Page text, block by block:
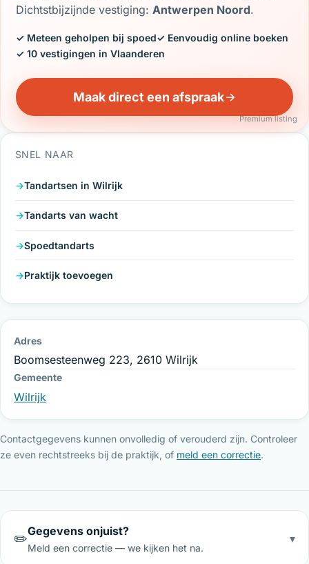
Dichtstbijzijnde vestiging:Antwerpen Noord.
✓ Meteen geholpen bij spoed✓ Eenvoudig online boeken
✓ 10 vestigingen in Vlaanderen
Maak direct een afspraak
Premium listing
SNEL NAAR
Tandartsen in Wilrijk
Tandarts van wacht
Spoedtandarts
Praktijk toevoegen
Adres
Boomsesteenweg 223, 2610 Wilrijk
Gemeente
Wilrijk
Contactgegevens kunnen onvolledig of verouderd zijn. Controleer
ze even rechtstreeks bij de praktijk, of meld een correctie.
✏️Gegevens onjuist?
Meld een correctie — we kijken het na.
▾